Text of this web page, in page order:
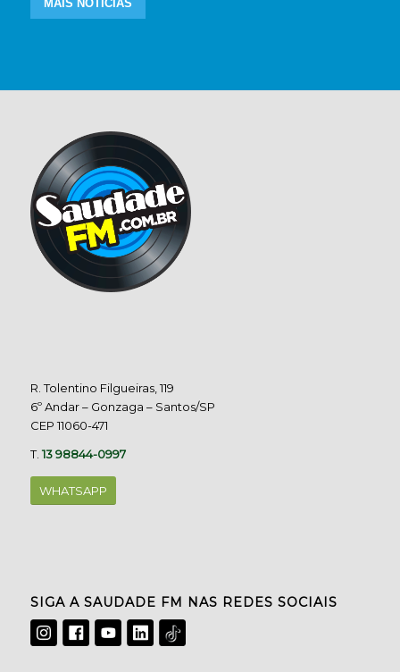
MAIS NOTÍCIAS
R. Tolentino Filgueiras, 119
6º Andar – Gonzaga – Santos/SP
CEP 11060-471
T.13 98844-0997
WHATSAPP
SIGA A SAUDADE FM NAS REDES SOCIAIS